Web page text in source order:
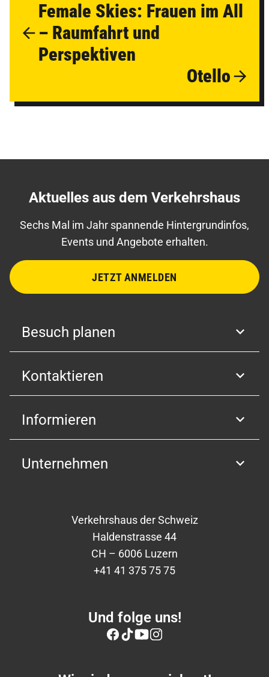
Female Skies: Frauen im All
– Raumfahrt und
Perspektiven
Otello
Aktuelles aus dem Verkehrshaus
Sechs Mal im Jahr spannende Hintergrundinfos,
Events und Angebote erhalten.
JETZT ANMELDEN
Besuch planen
Kontaktieren
Informieren
Unternehmen
Verkehrshaus der Schweiz
Haldenstrasse 44
CH – 6006 Luzern
+41 41 375 75 75
Und folge uns!